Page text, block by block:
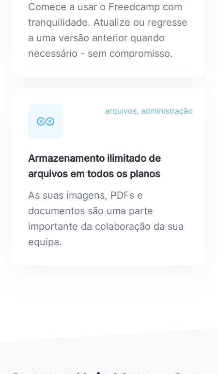
Comece a usar o Freedcamp com
tranquilidade. Atualize ou regresse
a uma versão anterior quando
necessário - sem compromisso.
arquivos, administração
Armazenamento ilimitado de
arquivos em todos os planos
As suas imagens, PDFs e
documentos são uma parte
importante da colaboração da sua
equipa.